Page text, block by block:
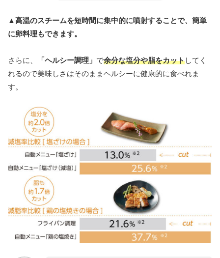
▲高温のスチームを短時間に集中的に噴射することで、簡単
に卵料理もできます。
さらに、 「ヘルシー調理」 で余分な塩分や脂をカットしてく
れるので美味しさはそのままヘルシーに健康的に食べれま
す。